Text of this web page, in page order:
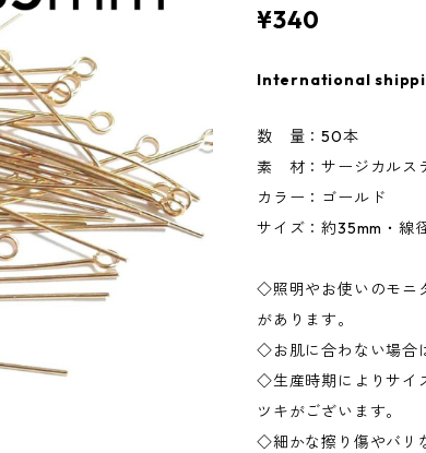
¥340
International
数 量：50本
素 材：サージカルス
カラー：ゴールド
サイズ：約35mm・線
◇照明やお使いのモニ
があります。
◇お肌に合わない場合
◇生産時期によりサイ
ツキがございます。
◇細かな擦り傷やバリ